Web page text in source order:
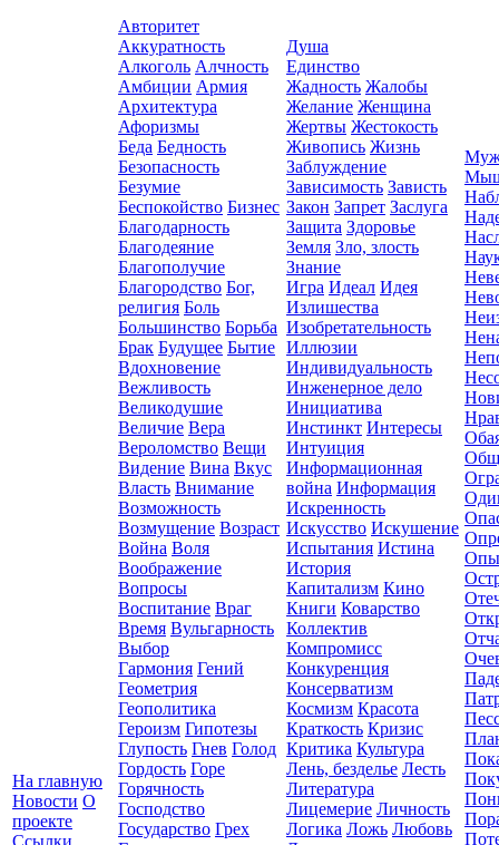
На главную
Новости О
проекте
Ссылки
Авторитет
Аккуратность
Алкоголь Алчность
Амбиции Армия
Архитектура
Афоризмы
Беда Бедность
Безопасность
Безумие
Беспокойство Бизнес
Благодарность
Благодеяние
Благополучие
Благородство Бог,
религия Боль
Большинство Борьба
Брак Будущее Бытие
Вдохновение
Вежливость
Великодушие
Величие Вера
Вероломство Вещи
Видение Вина Вкус
Власть Внимание
Возможность
Возмущение Возраст
Война Воля
Воображение
Вопросы
Воспитание Враг
Время Вульгарность
Выбор
Гармония Гений
Геометрия
Геополитика
Героизм Гипотезы
Глупость Гнев Голод
Гордость Горе
Горячность
Господство
Государство Грех
Душа
Единство
Жадность Жалобы
Желание Женщина
Жертвы Жестокость
Живопись Жизнь
Заблуждение
Зависимость Зависть
Закон Запрет Заслуга
Защита Здоровье
Земля Зло, злость
Знание
Игра Идеал Идея
Излишества
Изобретательность
Иллюзии
Индивидуальность
Инженерное дело
Инициатива
Инстинкт Интересы
Интуиция
Информационная
война Информация
Искренность
Искусство Искушение
Испытания Истина
История
Капитализм Кино
Книги Коварство
Коллектив
Компромисc
Конкуренция
Консерватизм
Космизм Красота
Краткость Кризис
Критика Культура
Лень, безделье Лесть
Литература
Лицемерие Личность
Логика Ложь Любовь